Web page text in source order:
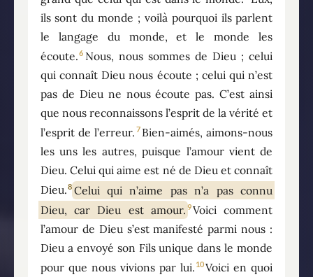
ils sont du monde ; voilà pourquoi ils parlent
le langage du monde, et le monde les
écoute.6 Nous, nous sommes de Dieu ; celui
qui connaît Dieu nous écoute ; celui qui n’est
pas de Dieu ne nous écoute pas. C’est ainsi
que nous reconnaissons l’esprit de la vérité et
l’esprit de l’erreur. 7 Bien-aimés, aimons-nous
les uns les autres, puisque l’amour vient de
Dieu. Celui qui aime est né de Dieu et connaît
Dieu.8 Celui qui n’aime pas n’a pas connu
Dieu, car Dieu est amour. 9Voici comment
l’amour de Dieu s’est manifesté parmi nous :
Dieu a envoyé son Fils unique dans le monde
pour que nous vivions par lui. 10Voici en quoi